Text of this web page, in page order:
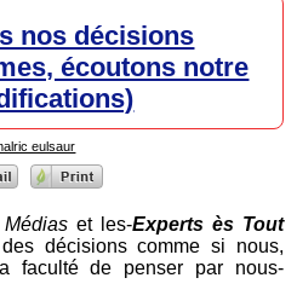
nos décisions
écoutons notre
eulsaur
Médias et les-Experts ès Tout
décisions comme si nous,
faculté de penser par nous-